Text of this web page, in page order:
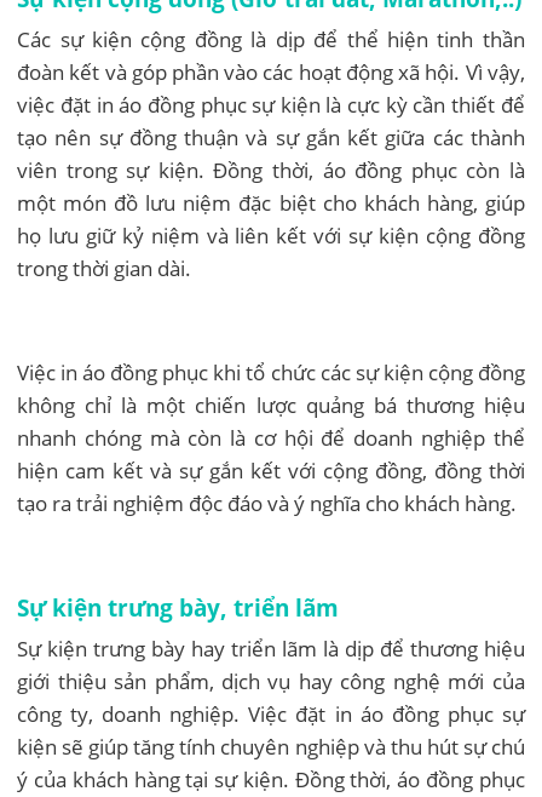
Các sự kiện cộng đồng là dịp để thể hiện tinh thần
đoàn kết và góp phần vào các hoạt động xã hội. Vì vậy,
việc đặt in áo đồng phục sự kiện là cực kỳ cần thiết để
tạo nên sự đồng thuận và sự gắn kết giữa các thành
viên trong sự kiện. Đồng thời, áo đồng phục còn là
một món đồ lưu niệm đặc biệt cho khách hàng, giúp
họ lưu giữ kỷ niệm và liên kết với sự kiện cộng đồng
trong thời gian dài.
Việc in áo đồng phục khi tổ chức các sự kiện cộng đồng
không chỉ là một chiến lược quảng bá thương hiệu
nhanh chóng mà còn là cơ hội để doanh nghiệp thể
hiện cam kết và sự gắn kết với cộng đồng, đồng thời
tạo ra trải nghiệm độc đáo và ý nghĩa cho khách hàng.
Sự kiện trưng bày, triển lãm
Sự kiện trưng bày hay triển lãm là dịp để thương hiệu
giới thiệu sản phẩm, dịch vụ hay công nghệ mới của
công ty, doanh nghiệp. Việc đặt in áo đồng phục sự
kiện sẽ giúp tăng tính chuyên nghiệp và thu hút sự chú
ý của khách hàng tại sự kiện. Đồng thời, áo đồng phục